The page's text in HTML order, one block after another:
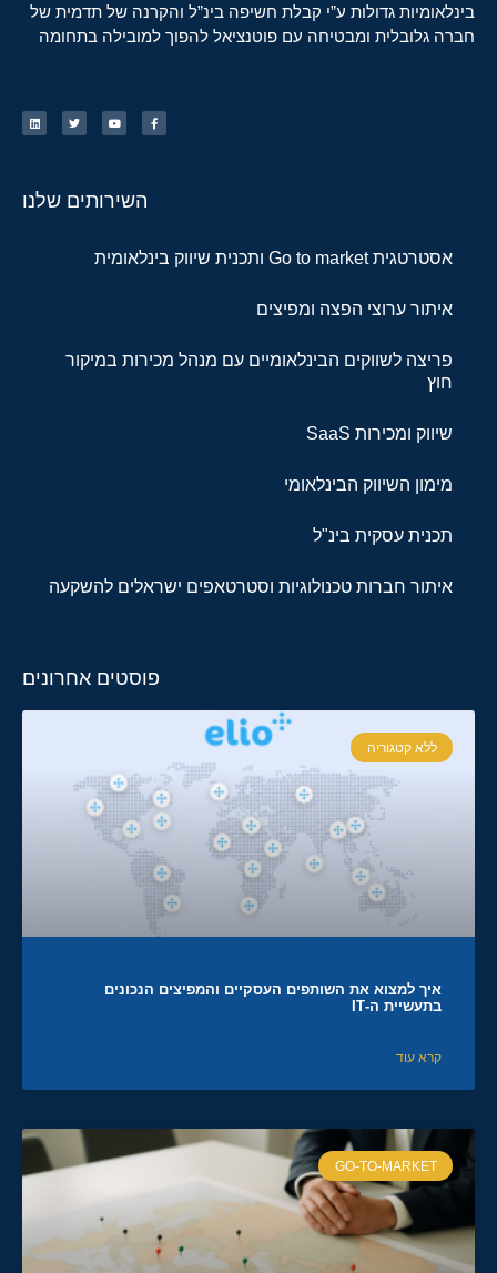
בינלאומיות גדולות ע”י קבלת חשיפה בינ”ל והקרנה של תדמית של
חברה גלובלית ומבטיחה עם פוטנציאל להפוך למובילה בתחומה
השירותים שלנו
אסטרטגית Go to market ותכנית שיווק בינלאומית
איתור ערוצי הפצה ומפיצים
פריצה לשווקים הבינלאומיים עם מנהל מכירות במיקור
חוץ
שיווק ומכירות SaaS
מימון השיווק הבינלאומי
תכנית עסקית בינ"ל
איתור חברות טכנולוגיות וסטרטאפים ישראלים להשקעה
פוסטים אחרונים
ללא קטגוריה
איך למצוא את השותפים העסקיים והמפיצים הנכונים
בתעשיית ה-IT
קרא עוד
GO-TO-MARKET